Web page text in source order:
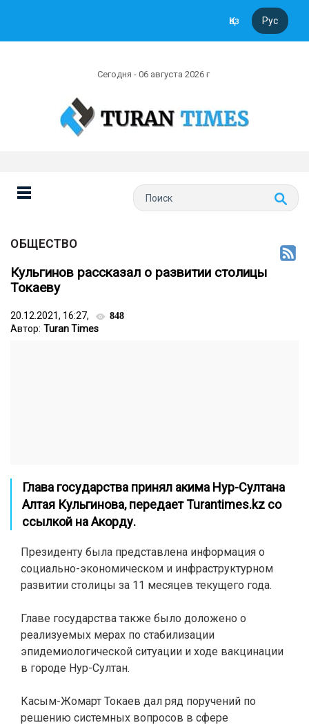
Қаз Рус
Сегодня - 06 августа 2026 г
ОБЩЕСТВО
Кульгинов рассказал о развитии столицы
Токаеву
20.12.2021, 16:27, 848
Автор: Turan Times
Глава государства принял акима Нур-Султана
Алтая Кульгинова, передаетTurantimes.kz со
ссылкой наАкорду.
Президенту была представлена информация о
социально-экономическом и инфраструктурном
развитии столицы за 11 месяцев текущего года.
Главе государства также было доложено о
реализуемых мерах по стабилизации
эпидемиологической ситуации и ходе вакцинации
в городе Нур-Султан.
Касым-Жомарт Токаев дал ряд поручений по
решению системных вопросов в сфере